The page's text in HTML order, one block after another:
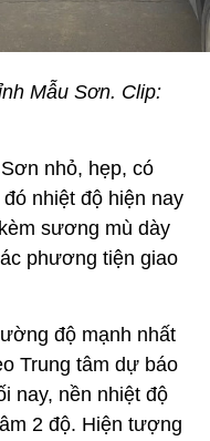
Mẫu Sơn. Clip:
nhỏ, hẹp, có
nhiệt độ hiện nay
sương mù dày
phương tiện giao
độ mạnh nhất
Trung tâm dự báo
nay, nền nhiệt độ
2 độ. Hiện tượng